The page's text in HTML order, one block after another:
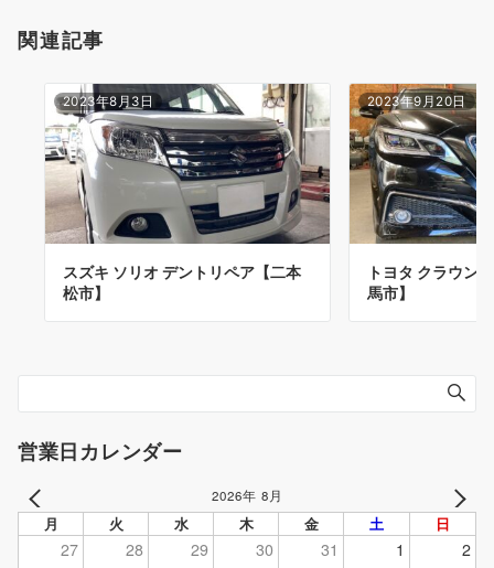
関連記事
2023年8月3日
スズキ ソリオ デントリペア【二本
松市】
2023年9月20日
トヨタ クラウン
馬市】
営業日カレンダー
2026年 8月
月 火 水 木 金 土 日
27 28 29 30 31 1 2